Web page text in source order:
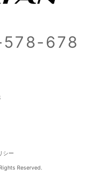
678
シー
Reserved.